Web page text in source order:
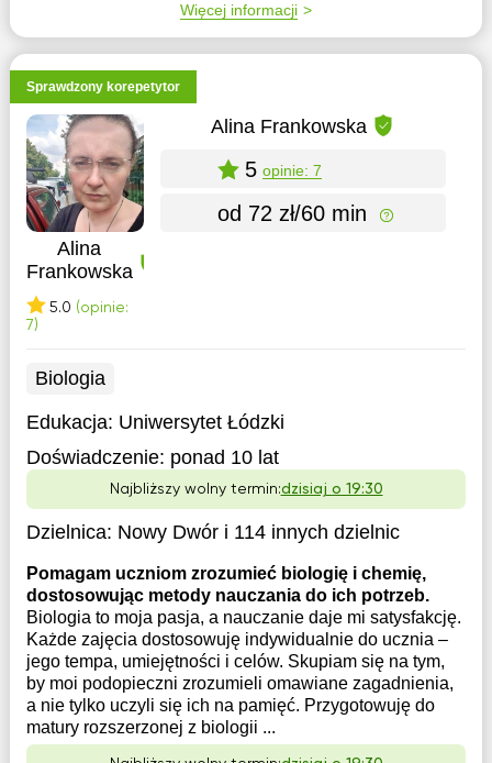
Więcej informacji
Sprawdzony korepetytor
Alina
Frankowska
5.0 (opinie:
7)
Alina Frankowska
5 opinie: 7
od 72 zł/60 min
Biologia
Edukacja: Uniwersytet Łódzki
Doświadczenie: ponad 10 lat
Najbliższy wolny termin:dzisiaj o 19:30
Dzielnica: Nowy Dwóri 114 innych dzielnic
Pomagam uczniom zrozumieć biologię i chemię,
dostosowując metody nauczania do ich potrzeb.
Biologia to moja pasja, a nauczanie daje mi satysfakcję.
Każde zajęcia dostosowuję indywidualnie do ucznia –
jego tempa, umiejętności i celów. Skupiam się na tym,
by moi podopieczni zrozumieli omawiane zagadnienia,
a nie tylko uczyli się ich na pamięć. Przygotowuję do
matury rozszerzonej z biologii ...